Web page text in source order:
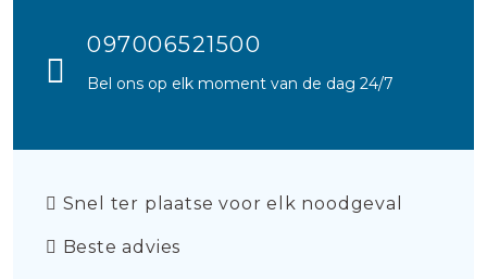
097006521500
Bel ons op elk moment van de dag 24/7
Snel ter plaatse voor elk noodgeval
Beste advies